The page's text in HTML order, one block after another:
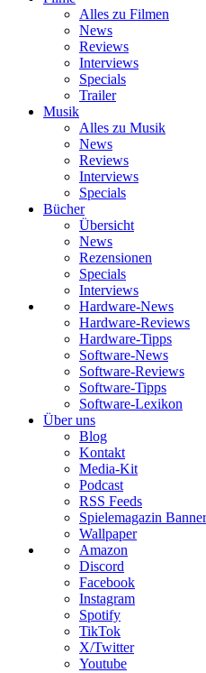
Alles zu Filmen
News
Reviews
Interviews
Specials
Trailer
Musik
Alles zu Musik
News
Reviews
Interviews
Specials
Bücher
Übersicht
News
Rezensionen
Specials
Interviews
Hardware-News
Hardware-Reviews
Hardware-Tipps
Software-News
Software-Reviews
Software-Tipps
Software-Lexikon
Über uns
Blog
Kontakt
Media-Kit
Podcast
RSS Feeds
Spielemagazin Banner
Wallpaper
Amazon
Discord
Facebook
Instagram
Spotify
TikTok
X/Twitter
Youtube